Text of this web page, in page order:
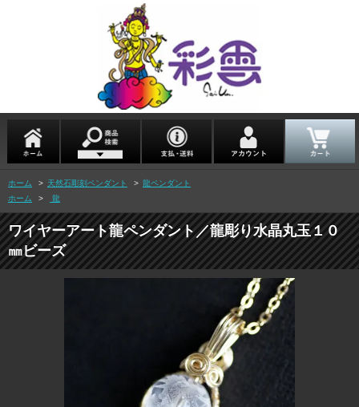
ホーム > 天然石彫刻ペンダント > 龍ペンダント
ホーム
> 龍
ワイヤーアート龍ペンダント／龍彫り水晶丸玉１０
㎜ビーズ